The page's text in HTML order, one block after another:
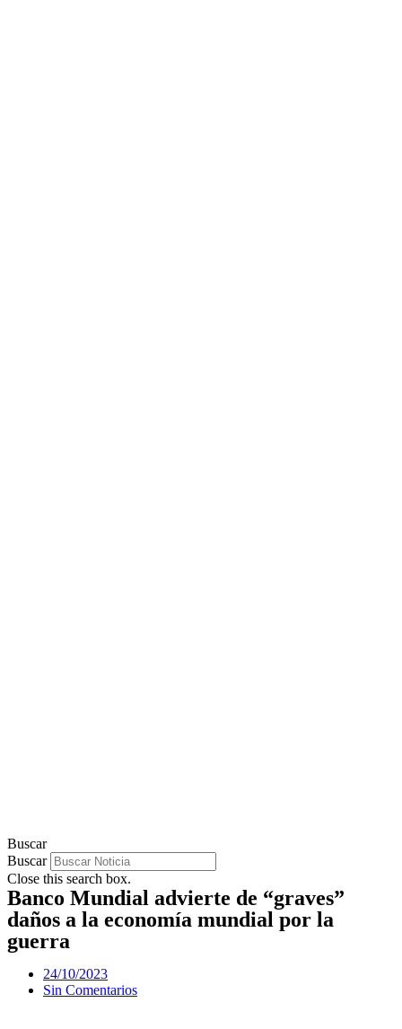
Buscar
Buscar
Close this search box.
Banco Mundial advierte de “graves”
daños a la economía mundial por la
guerra
24/10/2023
Sin Comentarios